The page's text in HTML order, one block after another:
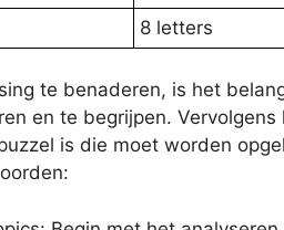
8 letters
te benaderen, is het
en te begrijpen. Vervolgens
is die moet worden